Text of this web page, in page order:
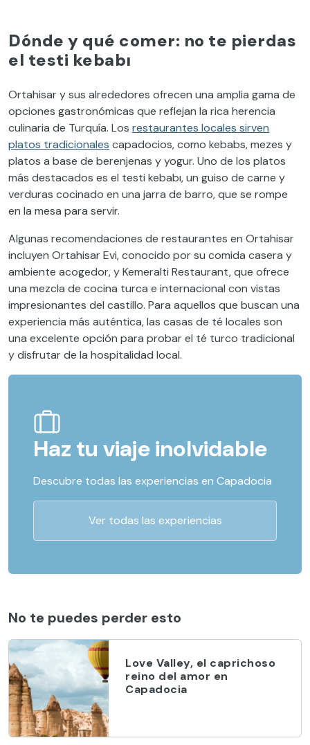
Dónde y qué comer: no te pierdas
el testi kebabı
Ortahisar y sus alrededores ofrecen una amplia gama de
opciones gastronómicas que reflejan la rica herencia
culinaria de Turquía. Los restaurantes locales sirven
platos tradicionales capadocios, como kebabs, mezes y
platos a base de berenjenas y yogur. Uno de los platos
más destacados es el testi kebabı, un guiso de carne y
verduras cocinado en una jarra de barro, que se rompe
en la mesa para servir.
Algunas recomendaciones de restaurantes en Ortahisar
incluyen Ortahisar Evi, conocido por su comida casera y
ambiente acogedor, y Kemeralti Restaurant, que ofrece
una mezcla de cocina turca e internacional con vistas
impresionantes del castillo. Para aquellos que buscan una
experiencia más auténtica, las casas de té locales son
una excelente opción para probar el té turco tradicional
y disfrutar de la hospitalidad local.
Haz tu viaje inolvidable
Descubre todas las experiencias en Capadocia
Ver todas las experiencias
No te puedes perder esto
Love Valley, el caprichoso
reino del amor en
Capadocia